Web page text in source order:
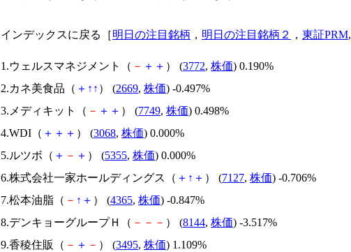
インデックスに戻る［明日の注目銘柄 ， 明日の注目銘柄２ ， 東証PRM,
1.ウェルスマネジメント（ － ＋ ＋ ） (3772, 株価) 0.190%
2.カネ美食品（ ＋ ↑ ↑ ） (2669, 株価) -0.497%
3.メディキット（ － ＋ ＋ ） (7749, 株価) 0.498%
4.WDI（ ＋ ＋ ＋ ） (3068, 株価) 0.000%
5.ルツボ（ ＋ － ＋ ） (5355, 株価) 0.000%
6.株式会社一家ホールディングス（ ＋ ↑ ＋ ） (7127, 株価) -0.706%
7.松本油脂（ － ↑ ＋ ） (4365, 株価) -0.847%
8.デンキョーグループＨ（ － － － ） (8144, 株価) -3.517%
9.香稜住販（ － ＋ － ） (3495, 株価) 1.109%